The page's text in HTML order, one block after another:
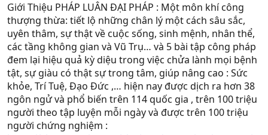
Giới Thiệu PHÁP LUÂN ĐẠI PHÁP : Một môn khí công
thượng thừa: tiết lộ những chân lý một cách sâu sắc,
uyên thâm, sự thật về cuộc sống, sinh mệnh, nhân thể,
các tầng không gian và Vũ Trụ… và 5 bài tập công pháp
đem lại hiệu quả kỳ diệu trong việc chửa lành mọi bệnh
tật, sự giàu có thật sự trong tâm, giúp nâng cao : Sức
khỏe, Trí Tuệ, Ðạo Ðức ,… hiện nay được dịch ra hơn 38
ngôn ngử và phổ biến trên 114 quốc gia , trên 100 triệu
người theo tập luyện mỗi ngày và được trên 100 triệu
người chứng nghiệm :